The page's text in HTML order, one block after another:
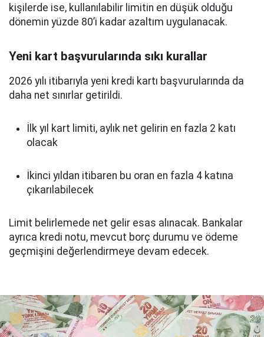
kişilerde ise, kullanılabilir limitin en düşük olduğu
dönemin yüzde 80’i kadar azaltım uygulanacak.
Yeni kart başvurularında sıkı kurallar
2026 yılı itibarıyla yeni kredi kartı başvurularında da
daha net sınırlar getirildi.
İlk yıl kart limiti, aylık net gelirin en fazla 2 katı
olacak
İkinci yıldan itibaren bu oran en fazla 4 katına
çıkarılabilecek
Limit belirlemede net gelir esas alınacak. Bankalar
ayrıca kredi notu, mevcut borç durumu ve ödeme
geçmişini değerlendirmeye devam edecek.